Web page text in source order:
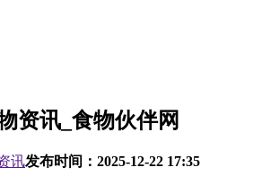
资讯_食物伙伴网
讯发布时间： 2025-12-22 17:35